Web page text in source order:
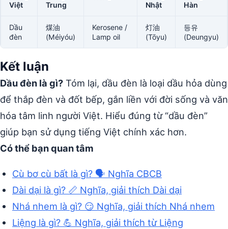
Việt
Trung
Nhật
Hàn
Dầu
đèn
煤油
(Méiyóu)
Kerosene /
Lamp oil
灯油
(Tōyu)
등유
(Deungyu)
Kết luận
Dầu đèn là gì? Tóm lại, dầu đèn là loại dầu hỏa dùng
để thắp đèn và đốt bếp, gắn liền với đời sống và văn
hóa tâm linh người Việt. Hiểu đúng từ “dầu đèn”
giúp bạn sử dụng tiếng Việt chính xác hơn.
Có thể bạn quan tâm
Cù bơ cù bất là gì? 🗣️ Nghĩa CBCB
Dài dại là gì? 📏 Nghĩa, giải thích Dài dại
Nhá nhem là gì? 😏 Nghĩa, giải thích Nhá nhem
Liệng là gì? 💪 Nghĩa, giải thích từ Liệng